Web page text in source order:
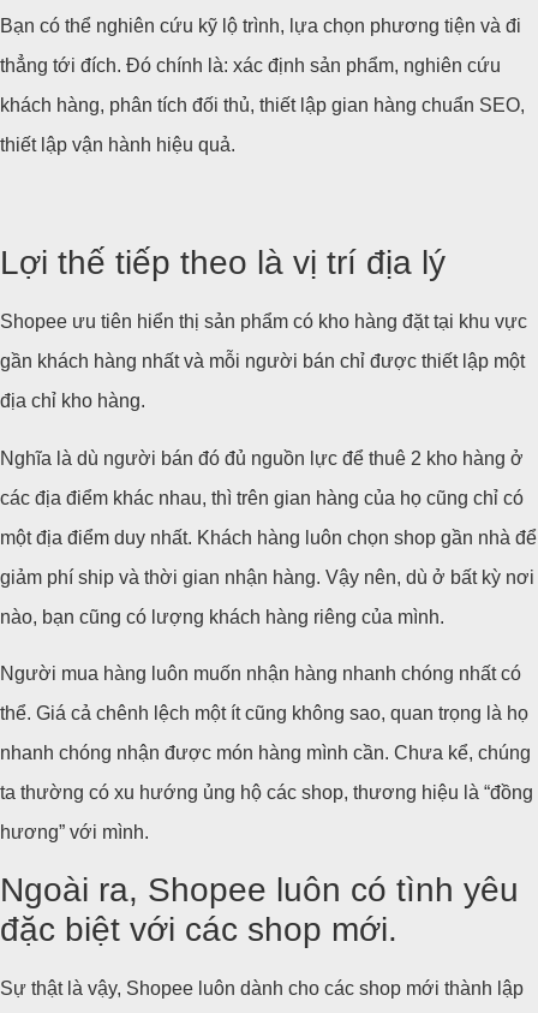
Bạn có thể nghiên cứu kỹ lộ trình, lựa chọn phương tiện và đi
thẳng tới đích. Đó chính là: xác định sản phẩm, nghiên cứu
khách hàng, phân tích đối thủ, thiết lập gian hàng chuẩn SEO,
thiết lập vận hành hiệu quả.
Lợi thế tiếp theo là vị trí địa lý
Shopee ưu tiên hiển thị sản phẩm có kho hàng đặt tại khu vực
gần khách hàng nhất và mỗi người bán chỉ được thiết lập một
địa chỉ kho hàng.
Nghĩa là dù người bán đó đủ nguồn lực để thuê 2 kho hàng ở
các địa điểm khác nhau, thì trên gian hàng của họ cũng chỉ có
một địa điểm duy nhất. Khách hàng luôn chọn shop gần nhà để
giảm phí ship và thời gian nhận hàng. Vậy nên, dù ở bất kỳ nơi
nào, bạn cũng có lượng khách hàng riêng của mình.
Người mua hàng luôn muốn nhận hàng nhanh chóng nhất có
thể. Giá cả chênh lệch một ít cũng không sao, quan trọng là họ
nhanh chóng nhận được món hàng mình cần. Chưa kể, chúng
ta thường có xu hướng ủng hộ các shop, thương hiệu là “đồng
hương” với mình.
Ngoài ra, Shopee luôn có tình yêu
đặc biệt với các shop mới.
Sự thật là vậy, Shopee luôn dành cho các shop mới thành lập